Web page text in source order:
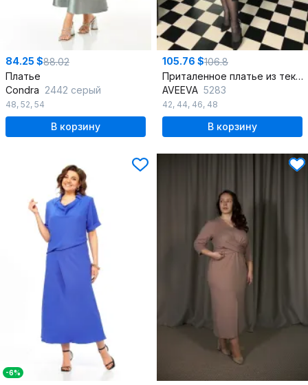
84.25 $88.02
Платье
Condra 2442 серый
48, 52, 54
В корзину
105.76 $106.8
Приталенное платье из текстиля с разрезом и буфами
AVEEVA 5283
42, 44, 46, 48
В корзину
-6%